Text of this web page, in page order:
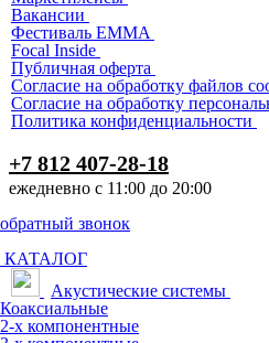
Вакансии
Фестиваль EMMA
Focal Inside
Публичная оферта
Согласие на обработку файлов
Согласие на обработку
Политика конфиденциальности
+7 812 407-28-18
ежедневно с 11:00 до 20:00
обратный звонок
КАТАЛОГ
Акустические системы
Коаксиальные
2-х компонентные